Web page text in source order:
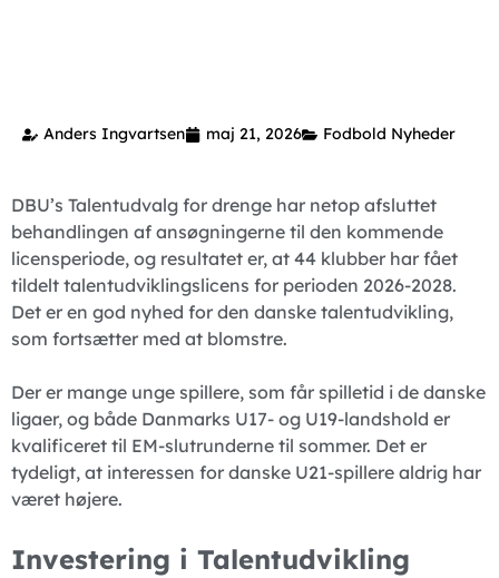
Anders Ingvartsen maj 21, 2026 Fodbold Nyheder
DBU’s Talentudvalg for drenge har netop afsluttet
behandlingen af ansøgningerne til den kommende
licensperiode, og resultatet er, at 44 klubber har fået
tildelt talentudviklingslicens for perioden 2026-2028.
Det er en god nyhed for den danske talentudvikling,
som fortsætter med at blomstre.
Der er mange unge spillere, som får spilletid i de danske
ligaer, og både Danmarks U17- og U19-landshold er
kvalificeret til EM-slutrunderne til sommer. Det er
tydeligt, at interessen for danske U21-spillere aldrig har
været højere.
Investering i Talentudvikling